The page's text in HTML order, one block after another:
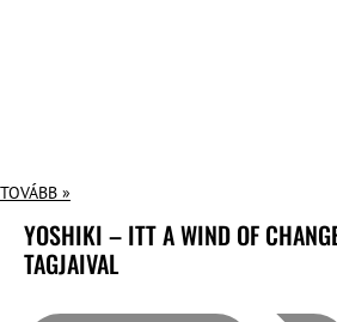
TOVÁBB »
YOSHIKI – ITT A WIND OF
TAGJAIVAL